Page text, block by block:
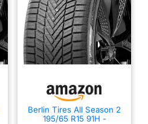
Berlin Tires All Season 2
195/65 R15 91H -